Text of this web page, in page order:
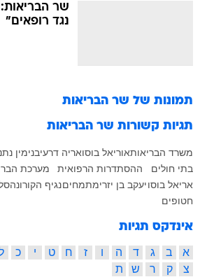
שר
נגד רופאים"
תמונות של שר הבריאות
תגיות קשורות שר הבריאות
משרד הבריאותאוריאל בוסואריה דרעיבנימין
בתי חולים
ההסתדרות הרפואית מערכת
אריאל בוסויעקב בן יזרימתמחיםנגיף הקורונה
חטופים
אינדקס תגיות
א ב ג ד ה ו ז ח ט י כ
צ
ק ר ש ת